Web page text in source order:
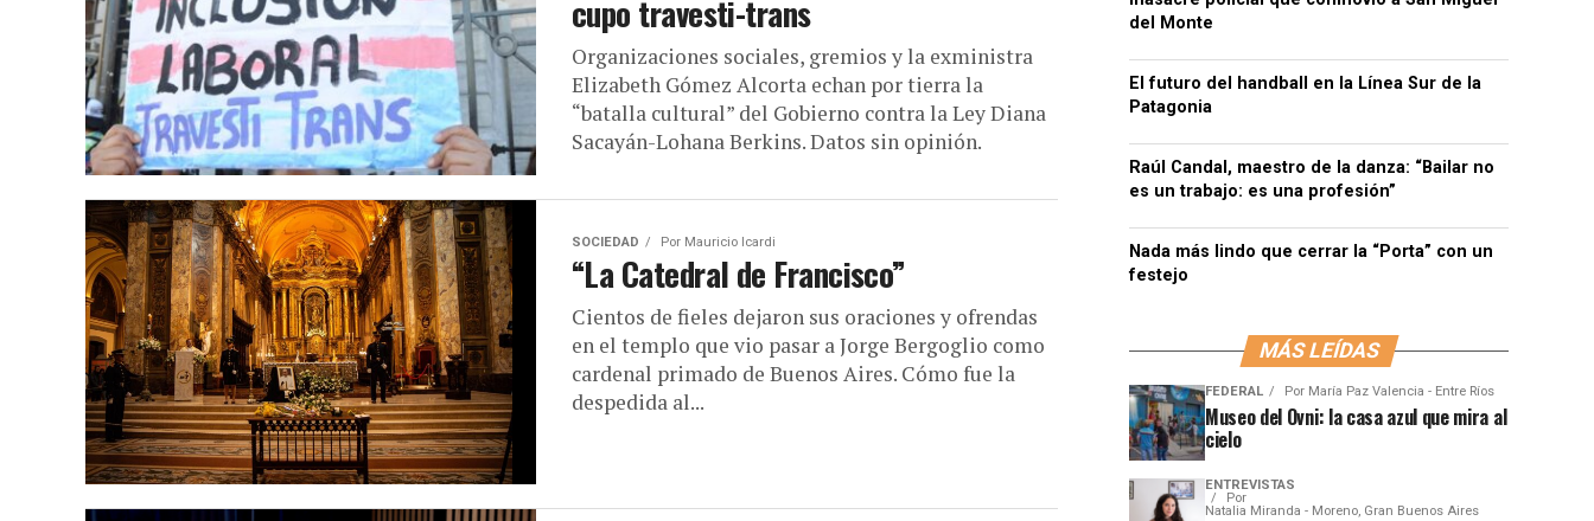
cupo travesti-trans
Organizaciones sociales, gremios y la exministra
Elizabeth Gómez Alcorta echan por tierra la
“batalla cultural” del Gobierno contra la Ley Diana
Sacayán-Lohana Berkins. Datos sin opinión.
SOCIEDAD Por Mauricio Icardi
“La Catedral de Francisco”
Cientos de fieles dejaron sus oraciones y ofrendas
en el templo que vio pasar a Jorge Bergoglio como
cardenal primado de Buenos Aires. Cómo fue la
despedida al...
del Monte
El futuro del handball en la Línea Sur de la
Patagonia
Raúl Candal, maestro de la danza: “Bailar no
es un trabajo: es una profesión”
Nada más lindo que cerrar la “Porta” con un
festejo
MÁS LEÍDAS
FEDERAL Por María Paz Valencia - Entre Ríos
Museo del Ovni: la casa azul que mira al
cielo
ENTREVISTAS
Por
Natalia Miranda - Moreno, Gran Buenos Aires